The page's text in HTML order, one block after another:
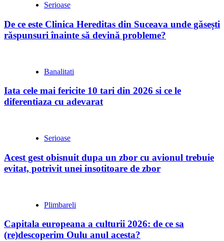
Serioase
De ce este Clinica Hereditas din Suceava unde găsești
răspunsuri înainte să devină probleme?
Banalitati
Iata cele mai fericite 10 tari din 2026 si ce le
diferentiaza cu adevarat
Serioase
Acest gest obisnuit dupa un zbor cu avionul trebuie
evitat, potrivit unei insotitoare de zbor
Plimbareli
Capitala europeana a culturii 2026: de ce sa
(re)descoperim Oulu anul acesta?